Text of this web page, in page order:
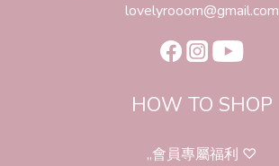
lovelyrooom@gmail.com
HOW TO SHOP
,,會員專屬福利 ♡